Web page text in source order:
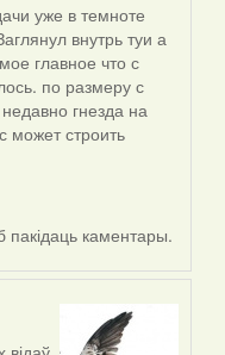
уже в темноте
внутрь туи а
главное что с
по размеру с
гнезда на
может строить
пакідаць каментары.